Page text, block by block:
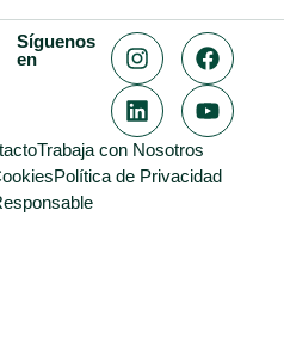
Síguenos
en
Trabaja con Nosotros
Política de Privacidad